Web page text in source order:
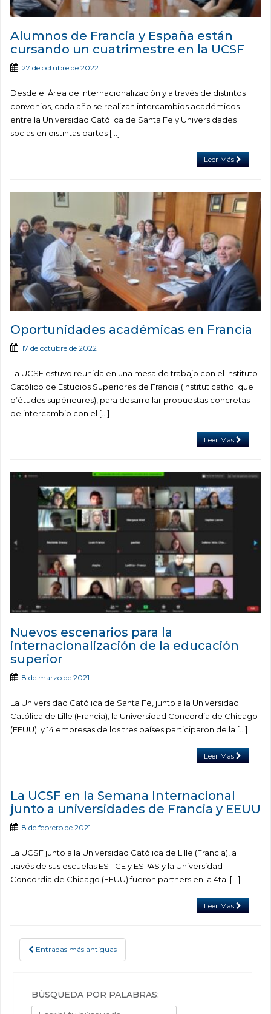
Alumnos de Francia y España están
cursando un cuatrimestre en la UCSF
27 de octubre de 2022
Desde el Área de Internacionalización y a través de distintos
convenios, cada año se realizan intercambios académicos
entre la Universidad Católica de Santa Fe y Universidades
socias en distintas partes […]
Leer Más
Oportunidades académicas en Francia
17 de octubre de 2022
La UCSF estuvo reunida en una mesa de trabajo con el Instituto
Católico de Estudios Superiores de Francia (Institut catholique
d’études supérieures), para desarrollar propuestas concretas
de intercambio con el […]
Leer Más
Nuevos escenarios para la
internacionalización de la educación
superior
8 de marzo de 2021
La Universidad Católica de Santa Fe, junto a la Universidad
Católica de Lille (Francia), la Universidad Concordia de Chicago
(EEUU); y 14 empresas de los tres países participaron de la […]
Leer Más
La UCSF en la Semana Internacional
junto a universidades de Francia y EEUU
8 de febrero de 2021
La UCSF junto a la Universidad Católica de Lille (Francia), a
través de sus escuelas ESTICE y ESPAS y la Universidad
Concordia de Chicago (EEUU) fueron partners en la 4ta. […]
Leer Más
POSTS NAVIGATION
Entradas más antiguas
BÚSQUEDA POR PALABRAS: